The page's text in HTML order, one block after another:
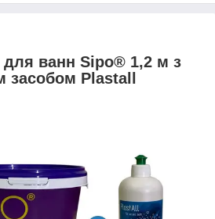
для ванн Sipo® 1,2 м з
Plastall